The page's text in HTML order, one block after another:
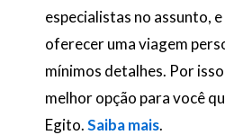
especialistas no assunto,
oferecer uma viagem
mínimos detalhes. Por
melhor opção para você
Egito.Saiba mais.